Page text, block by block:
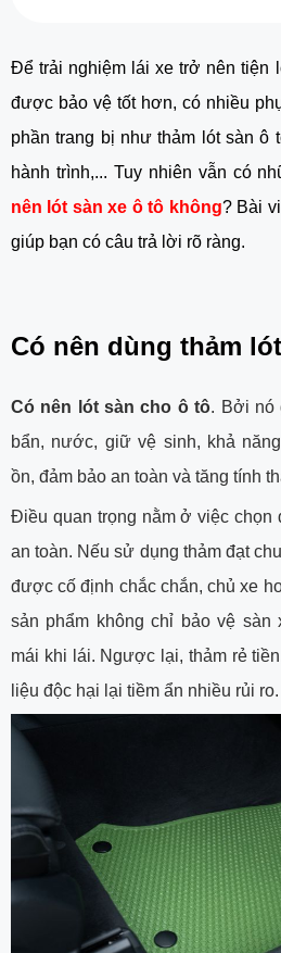
Để trải nghiệm lái xe trở nên tiện
được bảo vệ tốt hơn, có nhiều
phần trang bị như thảm lót sàn ô
hành trình,... Tuy nhiên vẫn có
nên lót sàn xe ô tô không? Bài
giúp bạn có câu trả lời rõ ràng.
Có nên dùng thảm
Có nên lót sàn cho ô tô. Bởi nó
bẩn, nước, giữ vệ sinh, khả
ồn, đảm bảo an toàn và tăng tính
Điều quan trọng nằm ở việc chọn
an toàn. Nếu sử dụng thảm đạt
được cố định chắc chắn, chủ xe
sản phẩm không chỉ bảo vệ sàn
mái khi lái. Ngược lại, thảm rẻ
liệu độc hại lại tiềm ẩn nhiều rủi ro.